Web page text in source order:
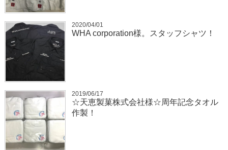
2020/04/01
WHA corporation様。スタッフシャツ！
2019/06/17
☆天恵製菓株式会社様☆周年記念タオル
作製！